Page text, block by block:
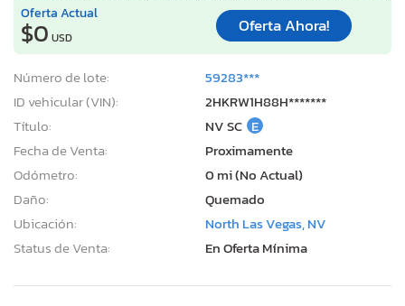
Oferta Actual
$0 USD
Oferta Ahora!
Número de lote:
59283***
ID vehicular (VIN):
2HKRW1H88H*******
Título:
NV SC E
Fecha de Venta:
Proximamente
Odómetro:
0 mi (No Actual)
Daño:
Quemado
Ubicación:
North Las Vegas, NV
Status de Venta:
En Oferta Mínima